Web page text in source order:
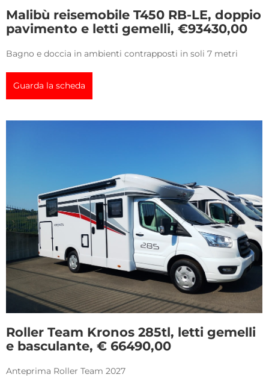
Malibù reisemobile T450 RB-LE, doppio
pavimento e letti gemelli, €93430,00
Bagno e doccia in ambienti contrapposti in soli 7 metri
Guarda la scheda
Roller Team Kronos 285tl, letti gemelli
e basculante, € 66490,00
Anteprima Roller Team 2027